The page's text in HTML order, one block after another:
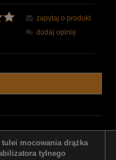
zapytaj o produkt
dodaj opinię
mocowania drążka
tylnego